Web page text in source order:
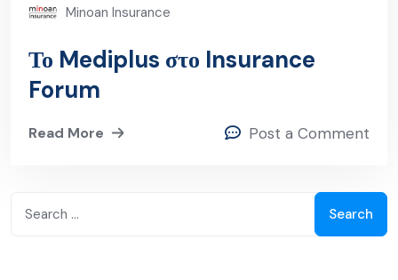
Minoan Insurance
Το Mediplus στο Insurance
Forum
Read More Post a Comment